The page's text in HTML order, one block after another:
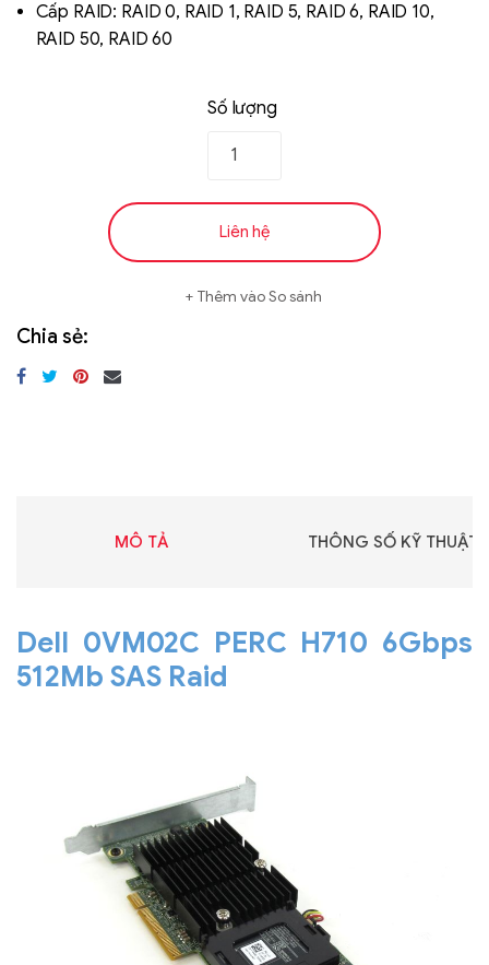
Cấp RAID: RAID 0, RAID 1, RAID 5, RAID 6, RAID 10,
RAID 50, RAID 60
Số lượng
Liên hệ
Thêm vào So sánh
Chia sẻ:
MÔ TẢ THÔNG SỐ KỸ THUẬT
Dell 0VM02C PERC H710 6Gbps
512Mb SAS Raid
- GDDR - GDDR6